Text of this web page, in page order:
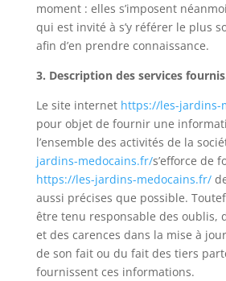
moment : elles s’imposent
qui est invité à s’y référer le plus
afin d’en prendre connaissance.
3. Description des services
Le site internet https://les-jardins-
pour objet de fournir une
l’ensemble des activités de la
jardins-medocains.fr/s’efforce de
https://les-jardins-medocains.fr/
aussi précises que possible.
être tenu responsable des oublis,
et des carences dans la mise à
de son fait ou du fait des tiers
fournissent ces informations.